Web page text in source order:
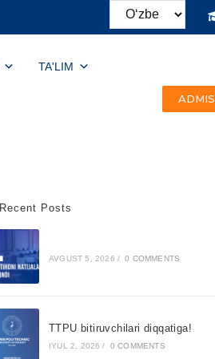
TA'LIM
Recent Posts
AVGUST 5, 2026 / 0 COMMENTS
TTPU bitiruvchilari diqqatiga!
IYUL 2, 2026 / 0 COMMENTS